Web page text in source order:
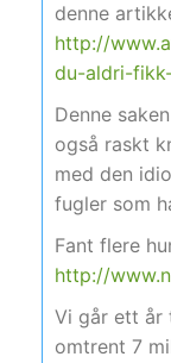
denne
http://
du-aldri-
Denne
også raskt
med den
fugler som
Fant flere
http://
Vi går ett år
omtrent 7